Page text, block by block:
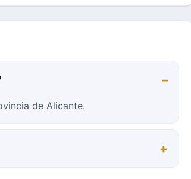
de Alicante.